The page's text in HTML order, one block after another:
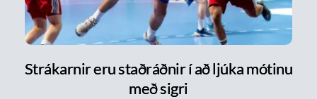
Strákarnir eru staðráðnir í að ljúka mótinu
með sigri